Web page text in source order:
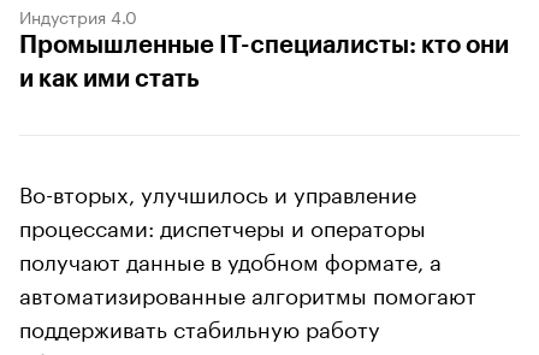
Индустрия 4.0
Промышленные IT-специалисты: кто они
и как ими стать
Во-вторых, улучшилось и управление
процессами: диспетчеры и операторы
получают данные в удобном формате, а
автоматизированные алгоритмы помогают
поддерживать стабильную работу